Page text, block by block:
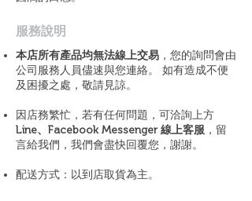
​服務說明
本店所有產品均無法線上交易 ，您的詢問會由
公司服務人員儘速與您連絡。 如有造成不便
及困擾之處，敬請見諒。
因店務繁忙，若有任何問題，可洽詢上方
Line、Facebook Messenger 線上客服 ，留
言給我們，我們會盡快回覆您，謝謝。
配送方式：以到店取貨為主。